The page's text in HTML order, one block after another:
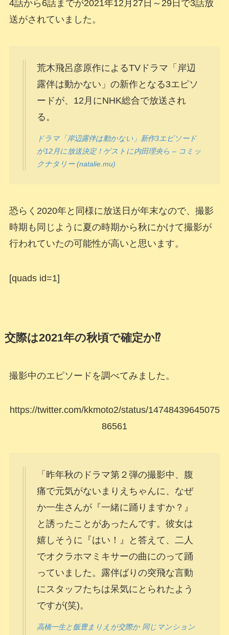
4話から6話までが2021年12月27日～29日で3話放
送がされていました。
荒木飛呂彦原作によるTVドラマ「岸辺
露伴は動かない」の新作となる3エピソ
ードが、12月にNHK総合で放送され
る。
ドラマ「岸辺露伴は動かない」新作3エピソード
が12月に放送決定！ゲストに内田理央ら – コミッ
クナタリー (natalie.mu)
恐らく2020年と同様に放送日が年末なので、撮影
時期も同じように夏の時期から秋にかけて撮影が
行われていたの可能性が高いと思います。
[quads id=1]
交際は2021年の秋頃で確定か⁉
撮影中のエピソードを調べてみました。
https://twitter.com/kkmoto2/status/14748439645075
86561
「昨年秋のドラマ第２弾の撮影中、腹
痛で元気がないまりえちゃんに、なぜ
か一生さんが『一緒に踊りますか？』
と誘ったことがあったんです。彼女は
嬉しそうに『はい！』と答えて、二人
でオクラホマミキサーの曲にのって踊
っていました。露伴ばりの突飛な言動
にスタッフたちは呆気にとられたよう
ですが(笑)。
高橋一生と飯豊まりえが交際か 同じマンション